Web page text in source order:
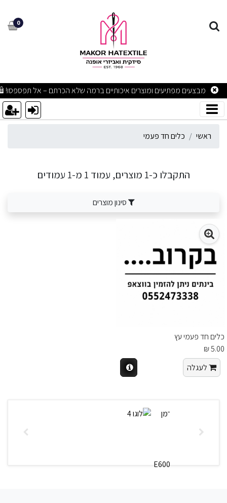
כלים חד פעמי 0
מבצעים מפתיעים ומוצרים איכותיים ברמה שלא הכרתם – אל
ראשי כלים חד פעמי
התקבלו כ-1 מוצרים, עמוד 1 מ-1 עמודים
סינון מוצרים
כלים חד פעמי עץ
5.00 ₪
לעגלה